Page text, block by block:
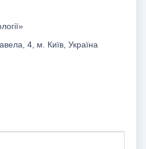
4, м. Київ, Україна